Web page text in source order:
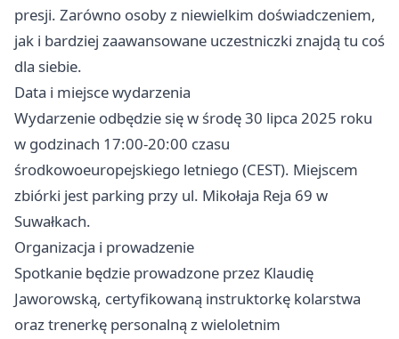
presji. Zarówno osoby z niewielkim doświadczeniem,
jak i bardziej zaawansowane uczestniczki znajdą tu coś
dla siebie.
Data i miejsce wydarzenia
Wydarzenie odbędzie się w środę 30 lipca 2025 roku
w godzinach 17:00-20:00 czasu
środkowoeuropejskiego letniego (CEST). Miejscem
zbiórki jest parking przy ul. Mikołaja Reja 69 w
Suwałkach.
Organizacja i prowadzenie
Spotkanie będzie prowadzone przez Klaudię
Jaworowską, certyfikowaną instruktorkę kolarstwa
oraz trenerkę personalną z wieloletnim